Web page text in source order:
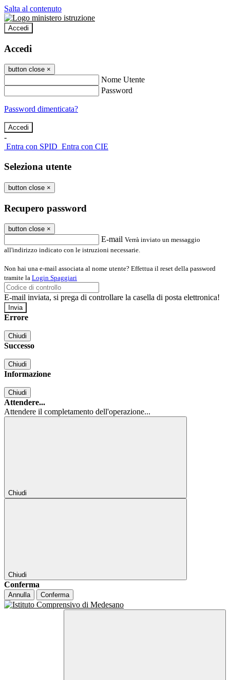
Salta al contenuto
Accedi
Accedi
button close ×
Nome Utente
Password
Password dimenticata?
-
Entra con SPID Entra con CIE
Seleziona utente
button close ×
Recupero password
button close ×
E-mail Verrà inviato un messaggio
all'indirizzo indicato con le istruzioni necessarie.
Non hai una e-mail associata al nome utente? Effettua il reset della password
tramite la Login Spaggiari
E-mail inviata, si prega di controllare la casella di posta elettronica!
Errore
Chiudi
Successo
Chiudi
Informazione
Chiudi
Attendere...
Attendere il completamento dell'operazione...
Chiudi
Chiudi
Conferma
Annulla Conferma